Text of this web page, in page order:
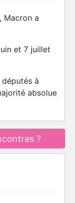
Macron a
et 7 juillet
à
absolue
?